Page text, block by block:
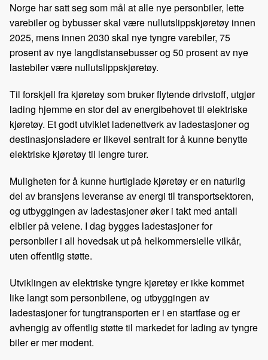
Norge har satt seg som mål at alle nye personbiler, lette
varebiler og bybusser skal være nullutslippskjøretøy innen
2025, mens innen 2030 skal nye tyngre varebiler, 75
prosent av nye langdistansebusser og 50 prosent av nye
lastebiler være nullutslippskjøretøy.
Til forskjell fra kjøretøy som bruker flytende drivstoff, utgjør
lading hjemme en stor del av energibehovet til elektriske
kjøretøy. Et godt utviklet ladenettverk av ladestasjoner og
destinasjonsladere er likevel sentralt for å kunne benytte
elektriske kjøretøy til lengre turer.
Muligheten for å kunne hurtiglade kjøretøy er en naturlig
del av bransjens leveranse av energi til transportsektoren,
og utbyggingen av ladestasjoner øker i takt med antall
elbiler på veiene. I dag bygges ladestasjoner for
personbiler i all hovedsak ut på helkommersielle vilkår,
uten offentlig støtte.
Utviklingen av elektriske tyngre kjøretøy er ikke kommet
like langt som personbilene, og utbyggingen av
ladestasjoner for tungtransporten er i en startfase og er
avhengig av offentlig støtte til markedet for lading av tyngre
biler er mer modent.